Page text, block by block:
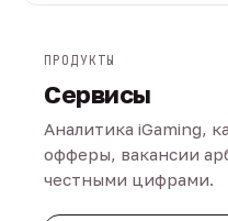
ПРОДУКТЫ
Сервисы
Аналитика iGaming,
офферы, вакансии
честными цифрами.